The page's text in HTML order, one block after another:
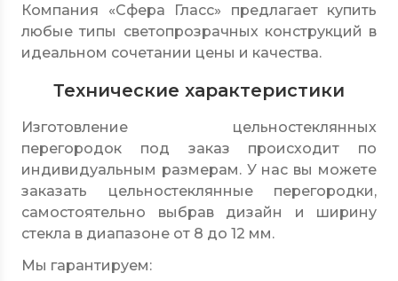
Компания «Сфера Гласс» предлагает купить
любые типы светопрозрачных конструкций в
идеальном сочетании цены и качества.
Технические характеристики
Изготовление цельностеклянных
перегородок под заказ происходит по
индивидуальным размерам. У нас вы можете
заказать цельностеклянные перегородки,
самостоятельно выбрав дизайн и ширину
стекла в диапазоне от 8 до 12 мм.
Мы гарантируем: